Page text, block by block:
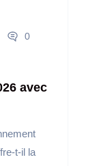
0
avec
t-il la